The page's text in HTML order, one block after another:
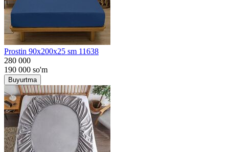
Prostin 90x200x25 sm 11638
280 000
190 000 so'm
Buyurtma